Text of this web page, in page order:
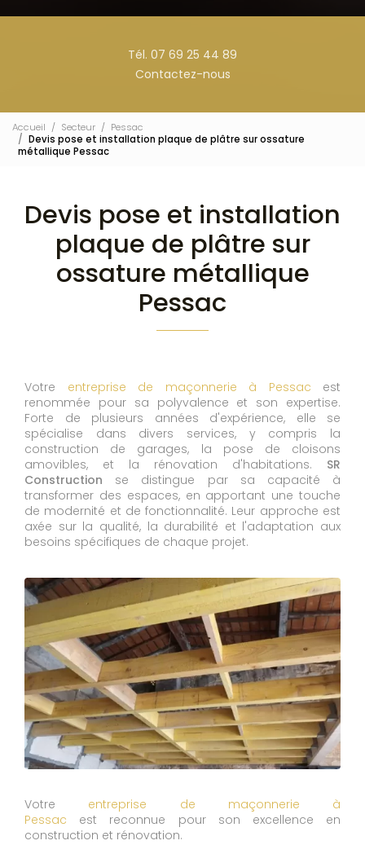
Tél. 07 69 25 44 89
Contactez-nous
Accueil Secteur
Pessac
Devis pose et installation plaque de plâtre sur ossature
métallique Pessac
Devis pose et installation
plaque de plâtre sur
ossature métallique
Pessac
Votre entreprise de maçonnerie à Pessac est
renommée pour sa polyvalence et son expertise.
Forte de plusieurs années d'expérience, elle se
spécialise dans divers services, y compris la
construction de garages, la pose de cloisons
amovibles, et la rénovation d'habitations. SR
Construction se distingue par sa capacité à
transformer des espaces, en apportant une touche
de modernité et de fonctionnalité. Leur approche est
axée sur la qualité, la durabilité et l'adaptation aux
besoins spécifiques de chaque projet.
Votre entreprise de maçonnerie à
Pessac est reconnue pour son excellence en
construction et rénovation.